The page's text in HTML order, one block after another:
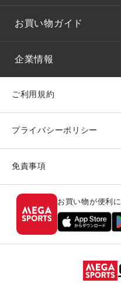
お買い物ガイド
企業情報
ご利用規約
プライバシーポリシー
免責事項
お買い物が便利